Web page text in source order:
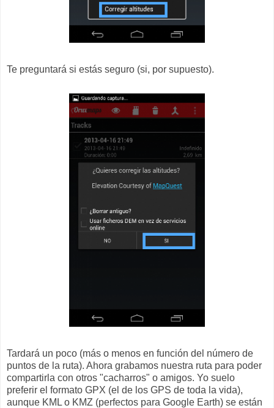
Te preguntará si estás seguro (si, por supuesto).
Tardará un poco (más o menos en función del número de
puntos de la ruta). Ahora grabamos nuestra ruta para poder
compartirla con otros "cacharros" o amigos. Yo suelo
preferir el formato GPX (el de los GPS de toda la vida),
aunque KML o KMZ (perfectos para Google Earth) se están